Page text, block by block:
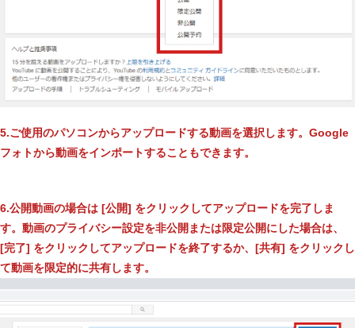
5.ご使用のパソコンからアップロードする動画を選択します。Google
フォトから動画をインポートすることもできます。
6.公開動画の場合は [公開] をクリックしてアップロードを完了しま
す。動画のプライバシー設定を非公開または限定公開にした場合は、
[完了] をクリックしてアップロードを終了するか、[共有] をクリックし
て動画を限定的に共有します。